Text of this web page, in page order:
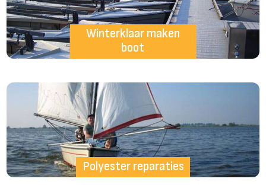
Winterklaar maken
boot
Polyester reparaties